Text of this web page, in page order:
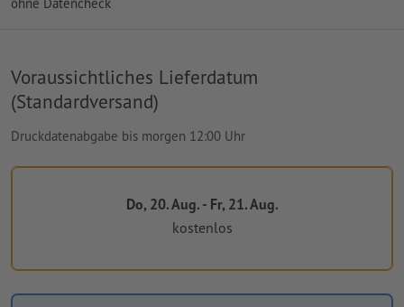
Voraussichtliches Lieferdatum
(Standardversand)
Druckdatenabgabe bis morgen 12:00 Uhr
Do, 20. Aug. - Fr, 21. Aug.
kostenlos